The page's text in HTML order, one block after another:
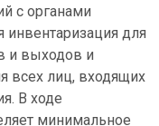
с органами
инвентаризация для
и выходов и
всех лиц, входящих
В ходе
минимальное